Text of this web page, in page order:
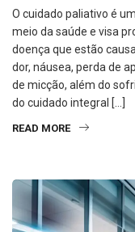
O cuidado paliativo é
meio da saúde e visa
doença que estão
dor, náusea, perda de
de micção, além do
do cuidado integral […]
READ MORE